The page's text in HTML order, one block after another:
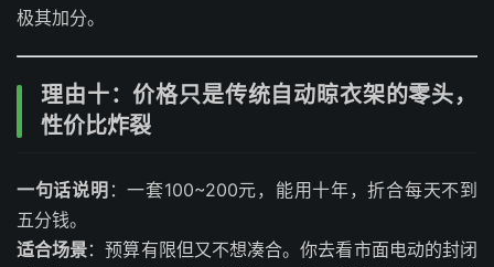
极其加分。
理由十：价格只是传统自动晾衣架的零头，
性价比炸裂
一句话说明 ：一套100~200元，能用十年，折合每天不到
五分钱。
适合场景：预算有限但又不想凑合。你去看市面电动的封闭